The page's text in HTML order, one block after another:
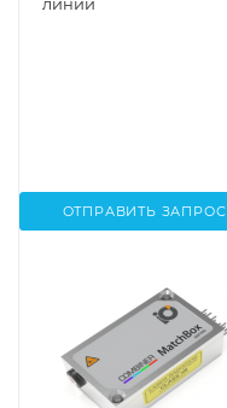
ОТПРАВИТЬ ЗАПРОС